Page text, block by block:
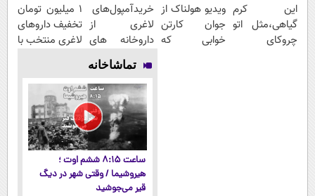
این کرم
گیاهی،مثل اتو
چروکای
ویدیو هولناک از
جوان کارتن
خوابی که
خریدآمپول‌های
لاغری از
داروخانه های
اطرافت، ارسال
فوری همراه با
پک یخ!
۱ میلیون تومان
تخفیف داروهای
لاغری منتخب با
نزدیکت
تماشاخانه
ساعت ۸:۱۵ ششم اوت ؛
هیروشیما / وقتی شهر در دیگ
قیر می‌جوشید